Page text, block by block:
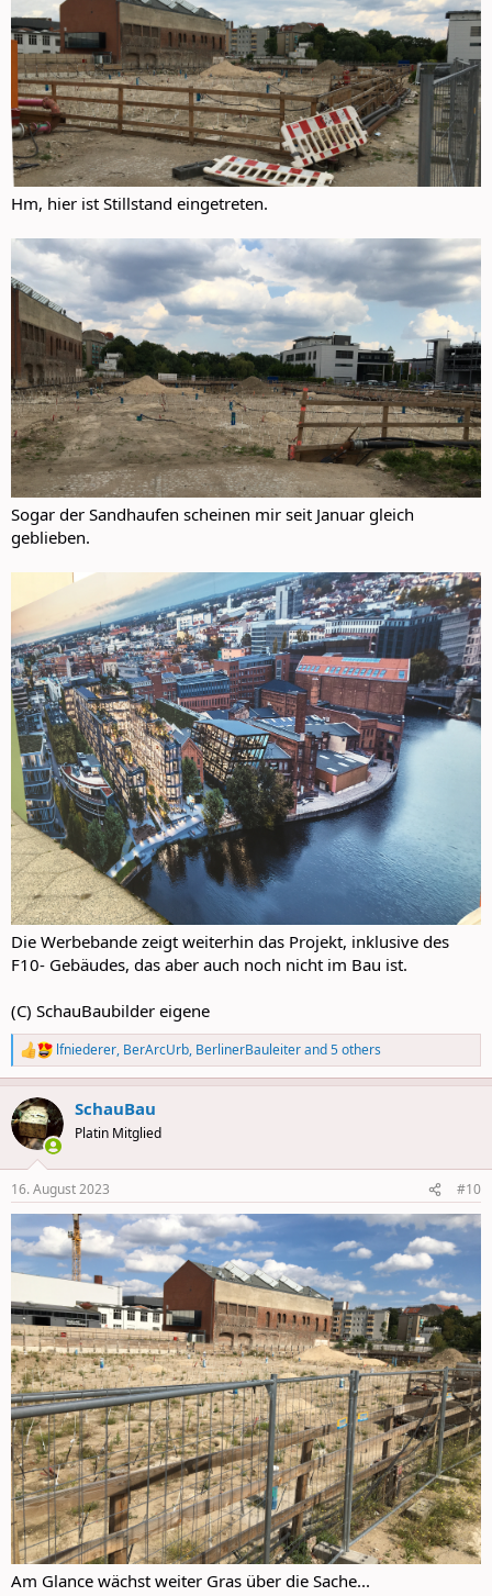
Hm, hier ist Stillstand eingetreten.
Sogar der Sandhaufen scheinen mir seit Januar gleich
geblieben.
Die Werbebande zeigt weiterhin das Projekt, inklusive des
F10- Gebäudes, das aber auch noch nicht im Bau ist.
(C) SchauBaubilder eigene
R
e
a
c
t
i
n
s
:
lfniederer, BerArcUrb, BerlinerBauleiterand 5 others
SchauBau
Platin Mitglied
16. August 2023 #10
Am Glance wächst weiter Gras über die Sache...